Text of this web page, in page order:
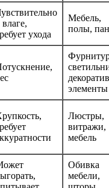
влаге,
ухода
Мебель,
полы,
элементы
Люстры,
витражи,
мебель
Обивка
мебели,